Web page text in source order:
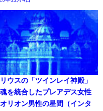
ウスの「ツインレイ神殿」
を統合したプレアデス女性
リオン男性の星間（インタ